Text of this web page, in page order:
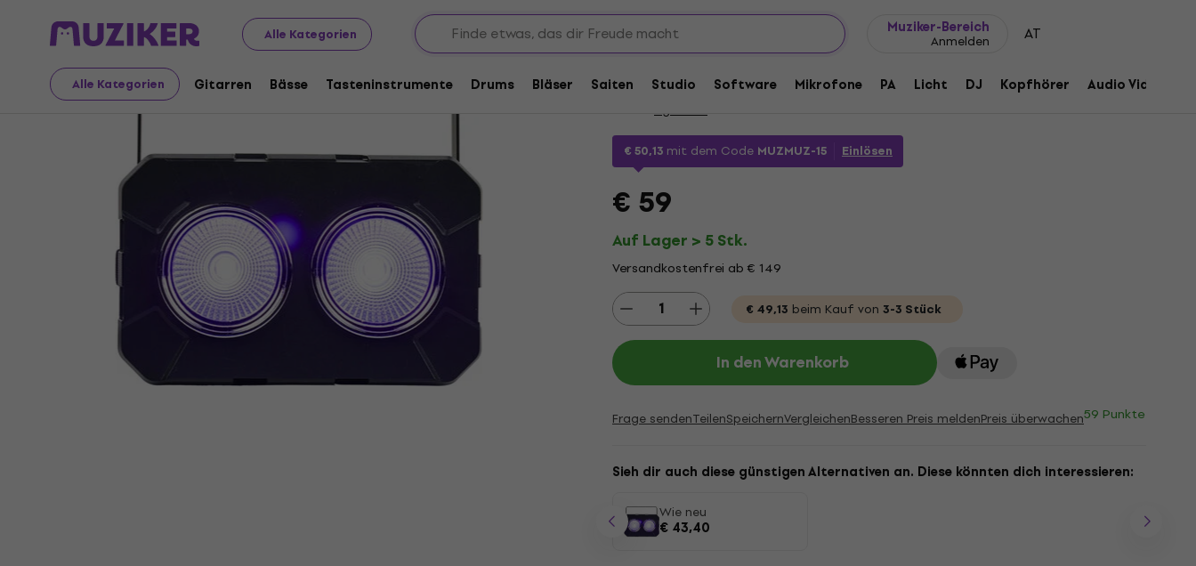
Alle Kategorien
Muziker-Bereich
Anmelden AT
Alle Kategorien Gitarren Bässe Tasteninstrumente Drums Bläser Saiten Studio Software Mikrofone PA Licht DJ Kopfhörer Audio Video
Musikinstrumente Licht
Blinders
Mengenrabatt
Light4Me UV CANNON Blinder
Light4Me
€ 50,13 mit dem Code MUZMUZ-15 Einlösen
€ 59
Auf Lager > 5 Stk.
Versandkostenfrei ab € 149
€ 49,13 beim Kauf von 3-3 Stück
In den Warenkorb
Frage sendenTeilenSpeichernVergleichenBesseren Preis meldenPreis überwachen59 Punkte
Sieh dir auch diese günstigen Alternativen an. Diese könnten dich interessieren:
Wie neu
€ 43,40